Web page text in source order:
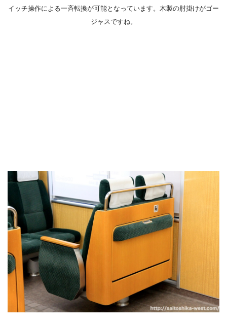
イッチ操作による一斉転換が可能となっています。木製の肘掛けがゴー
ジャスですね。